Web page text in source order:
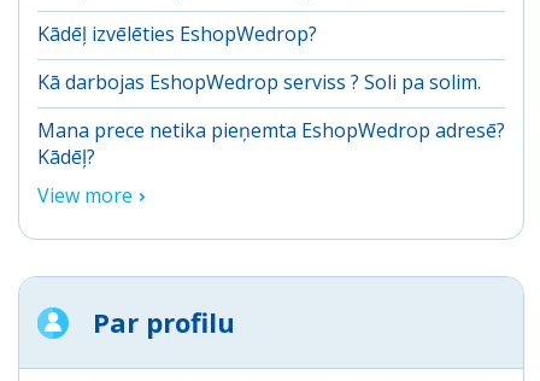
Kādēļ izvēlēties EshopWedrop?
Kā darbojas EshopWedrop serviss ? Soli pa solim.
Mana prece netika pieņemta EshopWedrop adresē?
Kādēļ?
View more
Par profilu